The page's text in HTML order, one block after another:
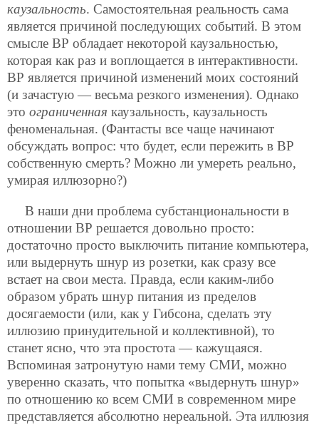
каузальность. Самостоятельная реальность сама
является причиной последующих событий. В этом
смысле ВР обладает некоторой каузальностью,
которая как раз и воплощается в интерактивности.
ВР является причиной изменений моих состояний
(и зачастую — весьма резкого изменения). Однако
это ограниченная каузальность, каузальность
феноменальная. (Фантасты все чаще начинают
обсуждать вопрос: что будет, если пережить в ВР
собственную смерть? Можно ли умереть реально,
умирая иллюзорно?)
В наши дни проблема субстанциональности в
отношении ВР решается довольно просто:
достаточно просто выключить питание компьютера,
или выдернуть шнур из розетки, как сразу все
встает на свои места. Правда, если каким-либо
образом убрать шнур питания из пределов
досягаемости (или, как у Гибсона, сделать эту
иллюзию принудительной и коллективной), то
станет ясно, что эта простота — кажущаяся.
Вспоминая затронутую нами тему СМИ, можно
уверенно сказать, что попытка «выдернуть шнур»
по отношению ко всем СМИ в современном мире
представляется абсолютно нереальной. Эта иллюзия